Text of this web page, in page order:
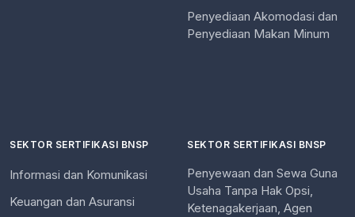
Penyediaan Akomodasi dan
Penyediaan Makan Minum
SEKTOR SERTIFIKASI BNSP
Informasi dan Komunikasi
Keuangan dan Asuransi
SEKTOR SERTIFIKASI BNSP
Penyewaan dan Sewa Guna
Usaha Tanpa Hak Opsi,
Ketenagakerjaan, Agen